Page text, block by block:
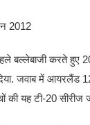
2012
बल्लेबाजी करते
जवाब में
की यह टी-20